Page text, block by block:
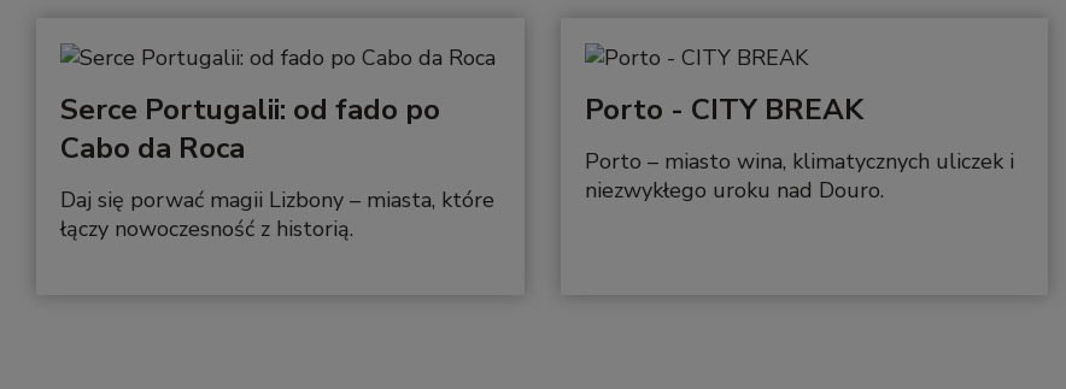
Serce Portugalii: od fado po
Cabo da Roca
Daj się porwać magii Lizbony – miasta, które
łączy nowoczesność z historią.
Porto - CITY BREAK
Porto – miasto wina, klimatycznych uliczek i
niezwykłego uroku nad Douro.